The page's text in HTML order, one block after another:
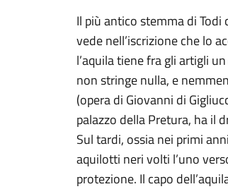
Il più antico stemma di
vede nell’iscrizione che lo
l’aquila tiene fra gli artigli
non stringe nulla, e
(opera di Giovanni di
palazzo della Pretura, ha il
Sul tardi, ossia nei primi
aquilotti neri volti l’uno
protezione. Il capo